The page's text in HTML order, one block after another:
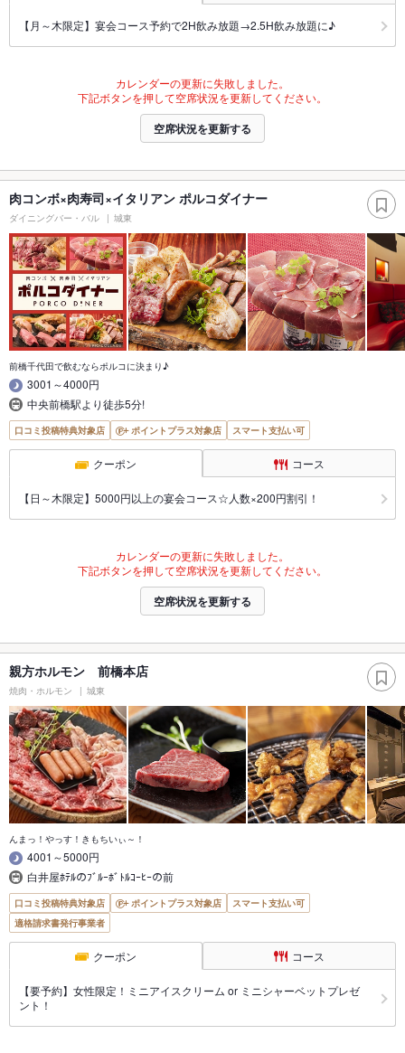
【月～木限定】宴会コース予約で2H飲み放題→2.5H飲み放題に♪
カレンダーの更新に失敗しました。
下記ボタンを押して空席状況を更新してください。
空席状況を更新する
肉コンボ×肉寿司×イタリアン ポルコダイナー
ダイニングバー・バル 城東
前橋千代田で飲むならポルコに決まり♪
3001～4000円
中央前橋駅より徒歩5分!
口コミ投稿特典対象店 ポイントプラス対象店 スマート支払い可
クーポン コース
【日～木限定】5000円以上の宴会コース☆人数×200円割引！
カレンダーの更新に失敗しました。
下記ボタンを押して空席状況を更新してください。
空席状況を更新する
親方ホルモン 前橋本店
焼肉・ホルモン 城東
んまっ！やっす！きもちいぃ～！
4001～5000円
白井屋ﾎﾃﾙのﾌﾞﾙｰﾎﾞﾄﾙｺｰﾋｰの前
口コミ投稿特典対象店 ポイントプラス対象店
スマート支払い可
適格請求書発行事業者
クーポン コース
【要予約】女性限定！ミニアイスクリーム or ミニシャーベットプレゼ
ント！